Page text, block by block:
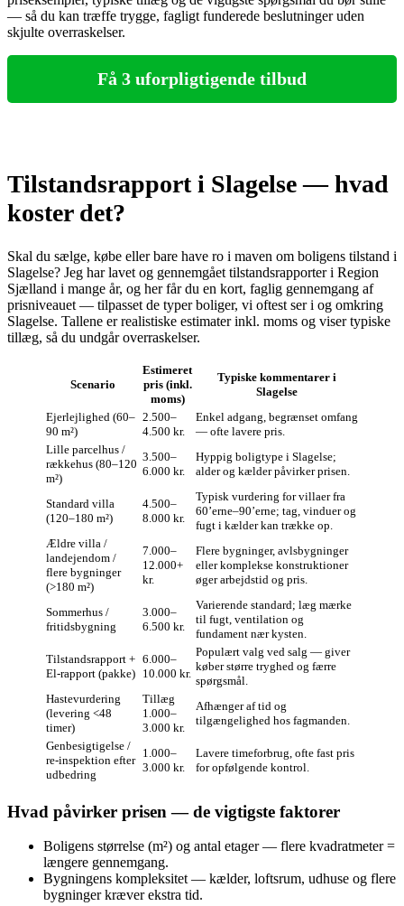
— så du kan træffe trygge, fagligt funderede beslutninger uden
skjulte overraskelser.
Få 3 uforpligtigende tilbud
Tilstandsrapport i Slagelse — hvad
koster det?
Skal du sælge, købe eller bare have ro i maven om boligens tilstand i
Slagelse? Jeg har lavet og gennemgået tilstandsrapporter i Region
Sjælland i mange år, og her får du en kort, faglig gennemgang af
prisniveauet — tilpasset de typer boliger, vi oftest ser i og omkring
Slagelse. Tallene er realistiske estimater inkl. moms og viser typiske
tillæg, så du undgår overraskelser.
Scenario
Estimeret
pris (inkl.
moms)
Typiske kommentarer i
Slagelse
Ejerlejlighed (60–
90 m²)
2.500–
4.500 kr.
Enkel adgang, begrænset omfang
— ofte lavere pris.
Lille parcelhus /
rækkehus (80–120
m²)
3.500–
6.000 kr.
Hyppig boligtype i Slagelse;
alder og kælder påvirker prisen.
Standard villa
(120–180 m²)
4.500–
8.000 kr.
Typisk vurdering for villaer fra
60’erne–90’erne; tag, vinduer og
fugt i kælder kan trække op.
Ældre villa /
landejendom /
flere bygninger
(>180 m²)
7.000–
12.000+
kr.
Flere bygninger, avlsbygninger
eller komplekse konstruktioner
øger arbejdstid og pris.
Sommerhus /
fritidsbygning
3.000–
6.500 kr.
Varierende standard; læg mærke
til fugt, ventilation og
fundament nær kysten.
Tilstandsrapport +
El‑rapport (pakke)
6.000–
10.000 kr.
Populært valg ved salg — giver
køber større tryghed og færre
spørgsmål.
Hastevurdering
(levering <48
timer)
Tillæg
1.000–
3.000 kr.
Afhænger af tid og
tilgængelighed hos fagmanden.
Genbesigtigelse /
re‑inspektion efter
udbedring
1.000–
3.000 kr.
Lavere timeforbrug, ofte fast pris
for opfølgende kontrol.
Hvad påvirker prisen — de vigtigste faktorer
Boligens størrelse (m²) og antal etager — flere kvadratmeter =
længere gennemgang.
Bygningens kompleksitet — kælder, loftsrum, udhuse og flere
bygninger kræver ekstra tid.